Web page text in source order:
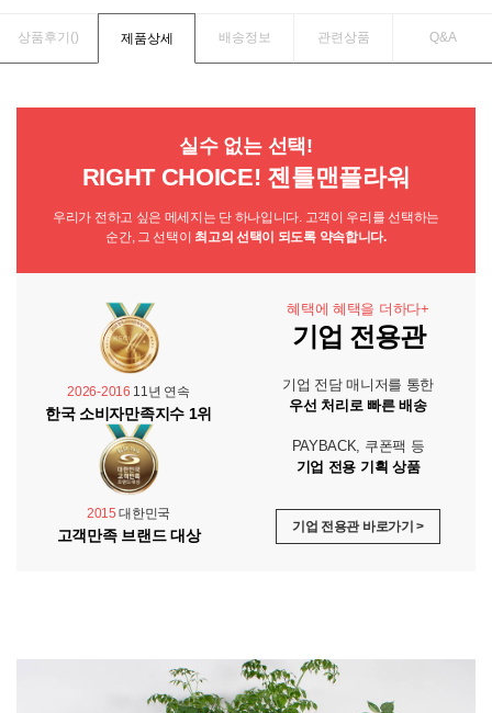
상품후기() 제품상세 배송정보 관련상품 Q&A
실수 없는 선택!
RIGHT CHOICE! 젠틀맨플라워
우리가 전하고 싶은 메세지는 단 하나입니다. 고객이 우리를 선택하는
순간, 그 선택이 최고의 선택이 되도록 약속합니다.
2026-2016 11년 연속
한국 소비자만족지수 1위
2015 대한민국
고객만족 브랜드 대상
혜택에 혜택을 더하다+
기업 전용관
기업 전담 매니저를 통한
우선 처리로 빠른 배송
PAYBACK, 쿠폰팩 등
기업 전용 기획 상품
기업 전용관 바로가기 >